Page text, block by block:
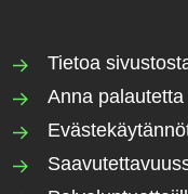
Tietoa
Anna palautetta